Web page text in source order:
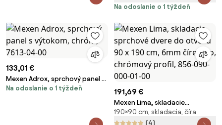
profil, 856-120-000-70-00
Na odoslanie o 1 týždeň
133,01 €
Mexen Adrox, sprchový panel s
výtokom, chróm, 7613-04-00
Na odoslanie o 1 týždeň 191,69 €
Mexen Lima, skladacie
sprchové dvere do otvoru 90 x
190 cm, 6mm číre sklo,
190×90 cm, skladacia, číra
(4)